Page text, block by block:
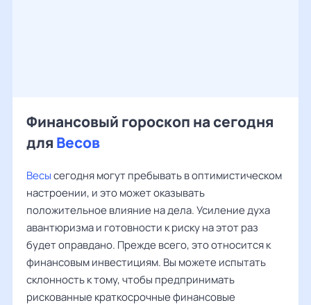
Финансовый гороскоп на сегодня
для Весов
Весысегодня могут пребывать в оптимистическом
настроении, и это может оказывать
положительное влияние на дела. Усиление духа
авантюризма и готовности к риску на этот раз
будет оправдано. Прежде всего, это относится к
финансовым инвестициям. Вы можете испытать
склонность к тому, чтобы предпринимать
рискованные краткосрочные финансовые